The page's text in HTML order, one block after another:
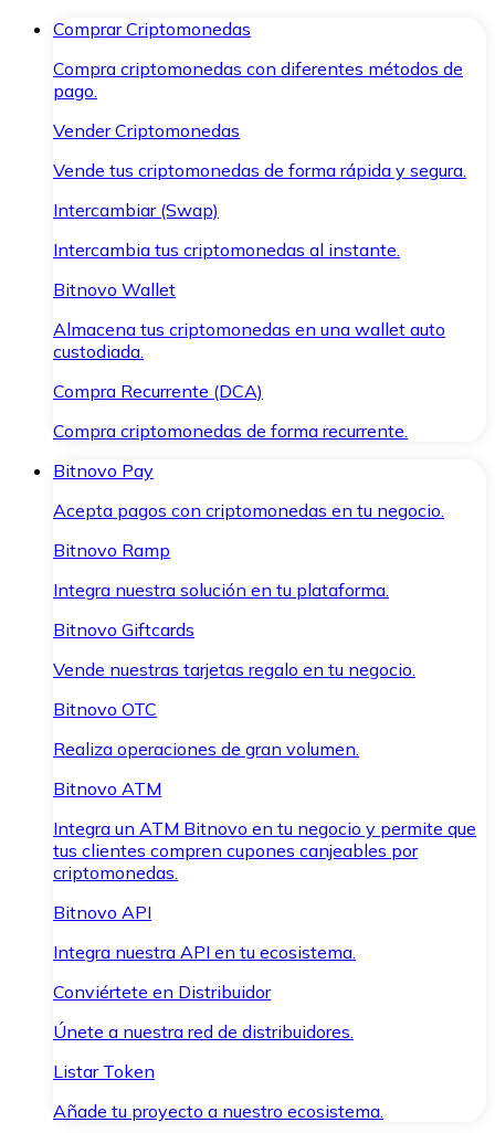
Comprar Criptomonedas
Compra criptomonedas con diferentes métodos de
pago.
Vender Criptomonedas
Vende tus criptomonedas de forma rápida y segura.
Intercambiar (Swap)
Intercambia tus criptomonedas al instante.
Bitnovo Wallet
Almacena tus criptomonedas en una wallet auto
custodiada.
Compra Recurrente (DCA)
Compra criptomonedas de forma recurrente.
Bitnovo Pay
Acepta pagos con criptomonedas en tu negocio.
Bitnovo Ramp
Integra nuestra solución en tu plataforma.
Bitnovo Giftcards
Vende nuestras tarjetas regalo en tu negocio.
Bitnovo OTC
Realiza operaciones de gran volumen.
Bitnovo ATM
Integra un ATM Bitnovo en tu negocio y permite que
tus clientes compren cupones canjeables por
criptomonedas.
Bitnovo API
Integra nuestra API en tu ecosistema.
Conviértete en Distribuidor
Únete a nuestra red de distribuidores.
Listar Token
Añade tu proyecto a nuestro ecosistema.